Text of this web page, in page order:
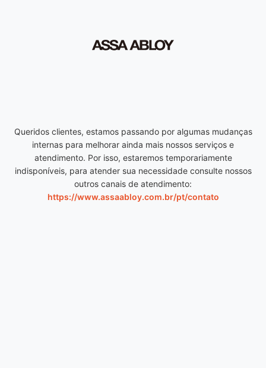
Queridos clientes, estamos passando por algumas mudanças
internas para melhorar ainda mais nossos serviços e
atendimento. Por isso, estaremos temporariamente
indisponíveis, para atender sua necessidade consulte nossos
outros canais de atendimento:
https://www.assaabloy.com.br/pt/contato